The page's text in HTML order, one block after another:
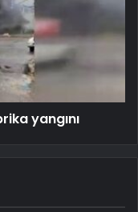
yangını